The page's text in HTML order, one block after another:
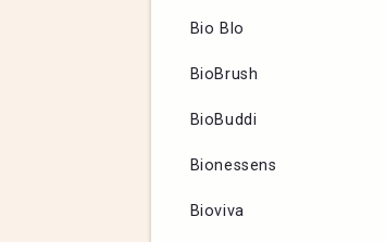
Bio Blo
BioBrush
BioBuddi
Bionessens
Bioviva